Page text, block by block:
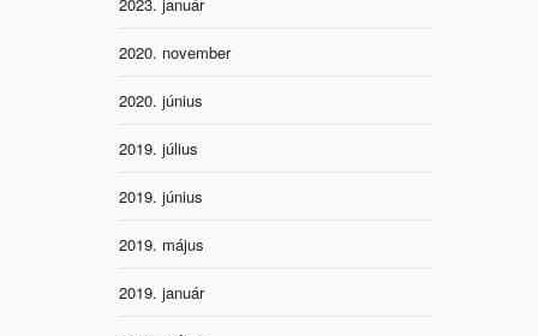
2020. november
2020. június
2019. július
2019. június
2019. május
2019. január